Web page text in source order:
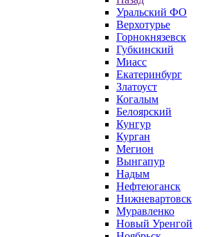
Уральский ФО
Верхотурье
Горнокнязевск
Губкинский
Миасс
Екатеринбург
Златоуст
Когалым
Белоярский
Кунгур
Курган
Мегион
Вынгапур
Надым
Нефтеюганск
Нижневартовск
Муравленко
Новый Уренгой